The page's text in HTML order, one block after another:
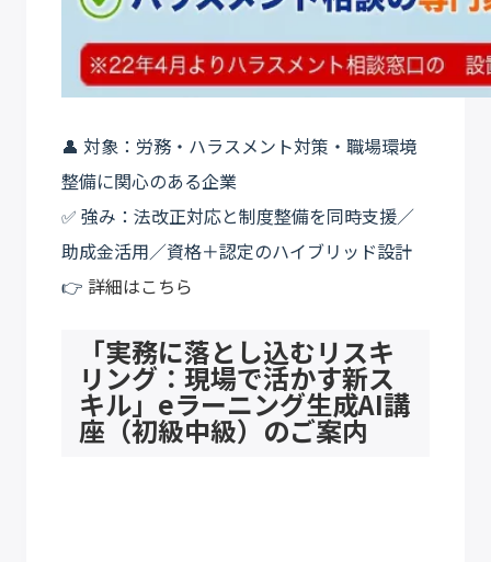
👤 対象：労務・ハラスメント対策・職場環境
整備に関心のある企業
✅ 強み：法改正対応と制度整備を同時支援／
助成金活用／資格＋認定のハイブリッド設計
👉 詳細はこちら
「実務に落とし込むリスキ
リング：現場で活かす新ス
キル」eラーニング生成AI講
座（初級中級）のご案内